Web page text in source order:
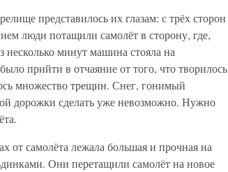
представилось их глазам: с трёх сторон
люди потащили самолёт в сторону, где,
несколько минут машина стояла на
прийти в отчаяние от того, что творилось
множество трещин. Снег, гонимый
дорожки сделать уже невозможно. Нужно
от самолёта лежала большая и прочная на
Они перетащили самолёт на новое